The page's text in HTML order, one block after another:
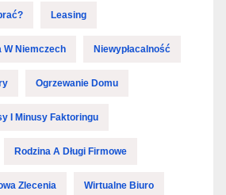
Leasing
W Niemczech Niewypłacalność
Ogrzewanie Domu
I Minusy Faktoringu
Rodzina A Długi Firmowe
Zlecenia Wirtualne Biuro